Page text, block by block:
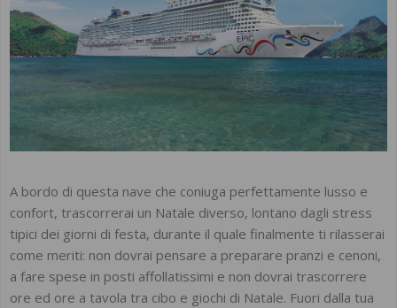
A bordo di questa nave che coniuga perfettamente lusso e
confort, trascorrerai un Natale diverso, lontano dagli stress
tipici dei giorni di festa, durante il quale finalmente ti rilasserai
come meriti: non dovrai pensare a preparare pranzi e cenoni,
a fare spese in posti affollatissimi e non dovrai trascorrere
ore ed ore a tavola tra cibo e giochi di Natale. Fuori dalla tua